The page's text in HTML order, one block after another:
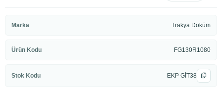
Marka Trakya Döküm
Ürün Kodu FG130R1080
Stok Kodu EKP GİT38